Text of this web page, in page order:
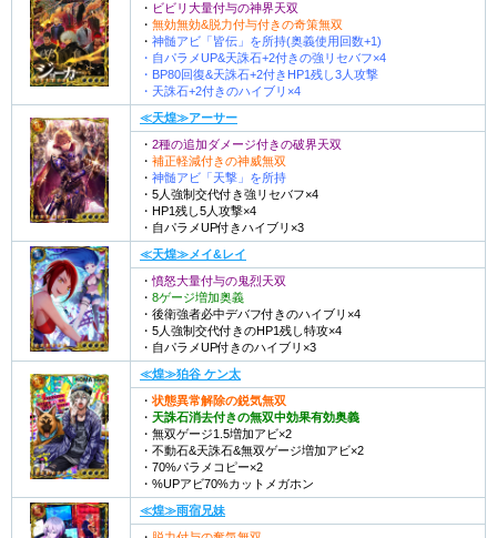
・ ビビリ大量付与の神界天双
・ 無効無効&脱力付与付きの奇策無双
・ 神髄アビ「皆伝」を所持(奥義使用回数+1)
・自パラメUP&天誅石+2付きの強リセバフ×4
・BP80回復&天誅石+2付きHP1残し3人攻撃
・天誅石+2付きのハイブリ×4
≪天煌≫アーサー
・ 2種の追加ダメージ付きの破界天双
・ 補正軽減付きの神威無双
・ 神髄アビ「天撃」を所持
・5人強制交代付き強リセバフ×4
・HP1残し5人攻撃×4
・自パラメUP付きハイブリ×3
≪天煌≫メイ&レイ
・憤怒大量付与の鬼烈天双
・ 8ゲージ増加奥義
・後衛強者必中デバフ付きのハイブリ×4
・5人強制交代付きのHP1残し特攻×4
・自パラメUP付きのハイブリ×3
≪煌≫狛谷 ケン太
・状態異常解除の鋭気無双
・ 天誅石消去付きの無双中効果有効奥義
・無双ゲージ1.5増加アビ×2
・不動石&天誅石&無双ゲージ増加アビ×2
・70%パラメコピー×2
・%UPアビ70%カットメガホン
≪煌≫雨宿兄妹